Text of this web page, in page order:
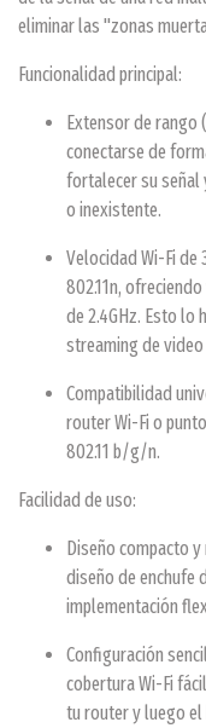
eliminar las "zonas
Funcionalidad principal:
Extensor de rango
conectarse de
fortalecer su señal
o inexistente.
Velocidad Wi-Fi de
802.11n,
de 2.4GHz. Esto lo
streaming de
Compatibilidad
router Wi-Fi o
802.11 b/g/n.
Facilidad de uso:
Diseño compacto
diseño de enchufe
implementación
Configuración
cobertura Wi-Fi
tu router y luego el